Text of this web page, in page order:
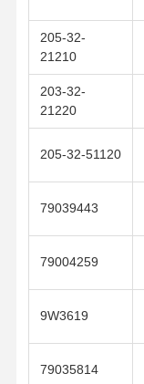
205-32-
21210
203-32-
21220
205-32-51120
79039443
79004259
9W3619
79035814